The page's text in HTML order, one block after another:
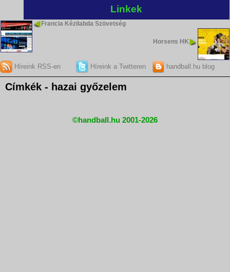
Linkek
Francia Kézilabda Szövetség
Horsens HK
Híreink RSS-en Híreink a Twitteren handball.hu blog
Címkék - hazai győzelem
©handball.hu 2001-2026